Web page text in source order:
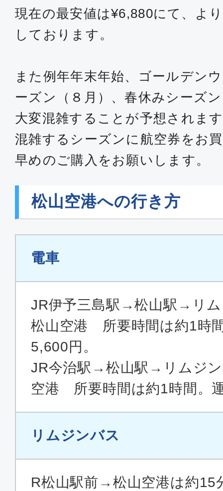
ANA593
東京(羽田)
松山
ANA595
エコノミー
東京(羽田)
17:30
松山
JAL443
普通席
19:45
JAL439 16:55
JAL443
東京(羽田)
19:45
松山
ANA599
エコノミー
19:40
現在の最安値は¥6,880にて、よ
しております。
また例年年末年始、ゴールデン
ーズン（８月）、春休みシーズ
大変混雑することが予想されま
混雑するシーズンに航空券をお
早めのご購入をお願いします。
松山空港への行き方
電車
JR伊予三島駅→松山駅→リ
松山空港 所要時間は約1時
5,600円。
JR今治駅→松山駅→リムジ
空港 所要時間は約1時間。
リムジンバス
R松山駅前→松山空港は約15